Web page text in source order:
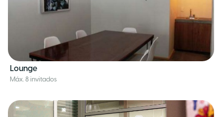
Lounge
Máx. 8 invitados